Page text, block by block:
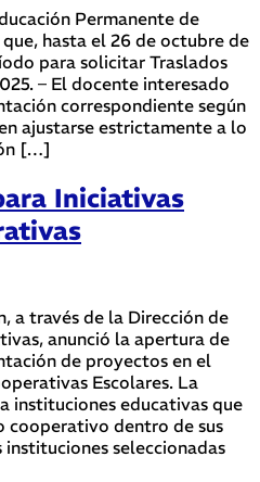
Permanente de
hasta el 26 de octubre de
para solicitar Traslados
– El docente interesado
correspondiente según
ajustarse estrictamente a lo
[…]
Iniciativas
a través de la Dirección de
anunció la apertura de
de proyectos en el
Escolares. La
instituciones educativas que
cooperativo dentro de sus
seleccionadas